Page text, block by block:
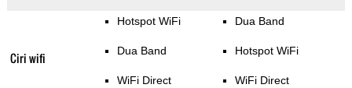
Ciri wifi
Hotspot WiFi
Dua Band
WiFi Direct
Dua Band
Hotspot WiFi
WiFi Direct